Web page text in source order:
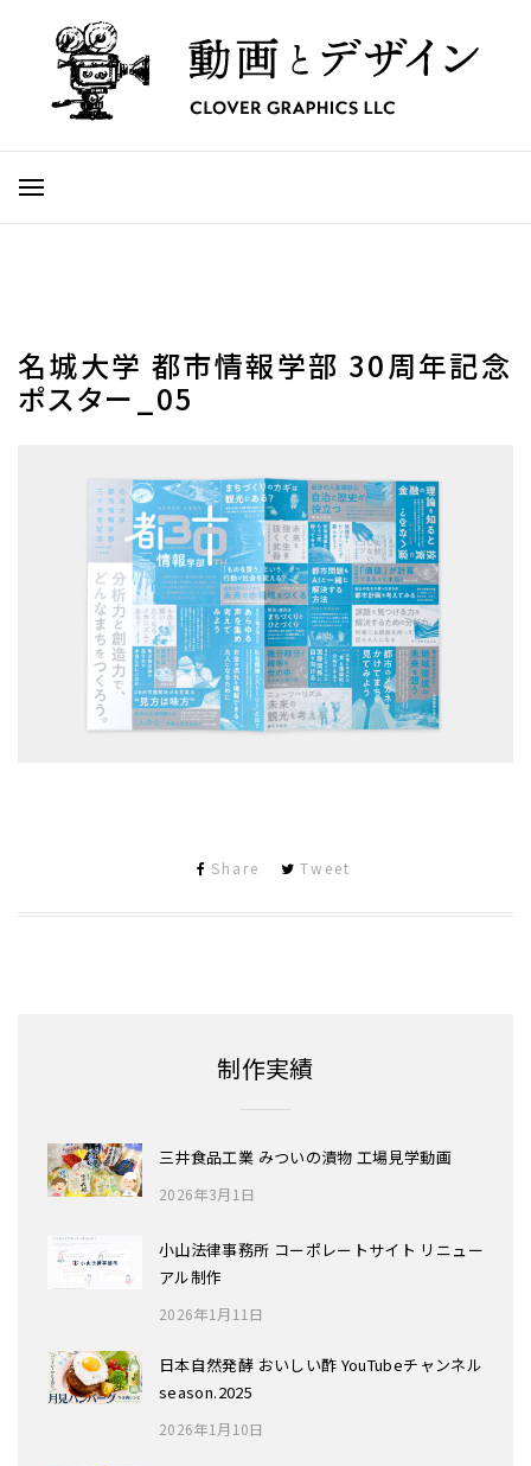
名城大学 都市情報学部 30周年記念
ポスター_05
Share Tweet
制作実績
三井食品工業 みついの漬物 工場見学動画
2026年3月1日
小山法律事務所 コーポレートサイト リニュー
アル制作
2026年1月11日
日本自然発酵 おいしい酢 YouTubeチャンネル
season.2025
2026年1月10日